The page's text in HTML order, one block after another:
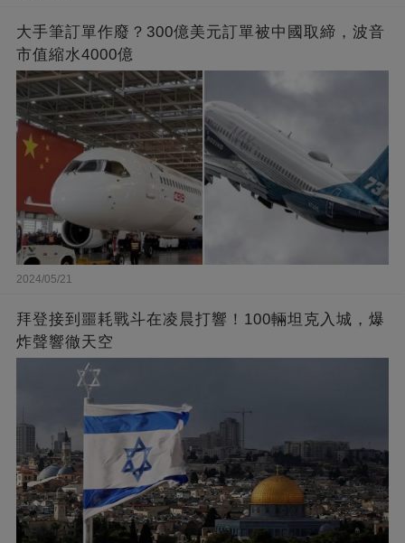
大手筆訂單作廢？300億美元訂單被中國取締，波音
市值縮水4000億
2024/05/21
拜登接到噩耗戰斗在凌晨打響！100輛坦克入城，爆
炸聲響徹天空